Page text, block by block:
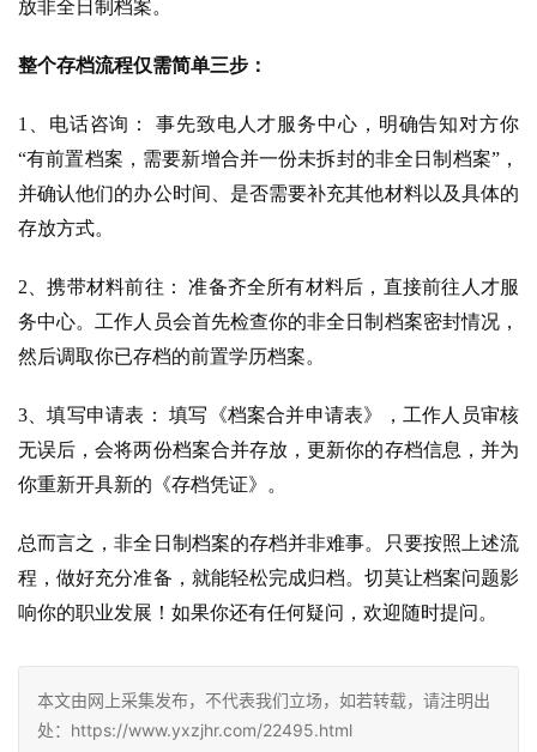
放非全日制档案。
整个存档流程仅需简单三步：
1、电话咨询： 事先致电人才服务中心，明确告知对方你
“有前置档案，需要新增合并一份未拆封的非全日制档案”，
并确认他们的办公时间、是否需要补充其他材料以及具体的
存放方式。
2、携带材料前往： 准备齐全所有材料后，直接前往人才服
务中心。工作人员会首先检查你的非全日制档案密封情况，
然后调取你已存档的前置学历档案。
3、填写申请表： 填写《档案合并申请表》，工作人员审核
无误后，会将两份档案合并存放，更新你的存档信息，并为
你重新开具新的《存档凭证》。
总而言之，非全日制档案的存档并非难事。只要按照上述流
程，做好充分准备，就能轻松完成归档。切莫让档案问题影
响你的职业发展！如果你还有任何疑问，欢迎随时提问。
本文由网上采集发布，不代表我们立场，如若转载，请注明出
处：https://www.yxzjhr.com/22495.html